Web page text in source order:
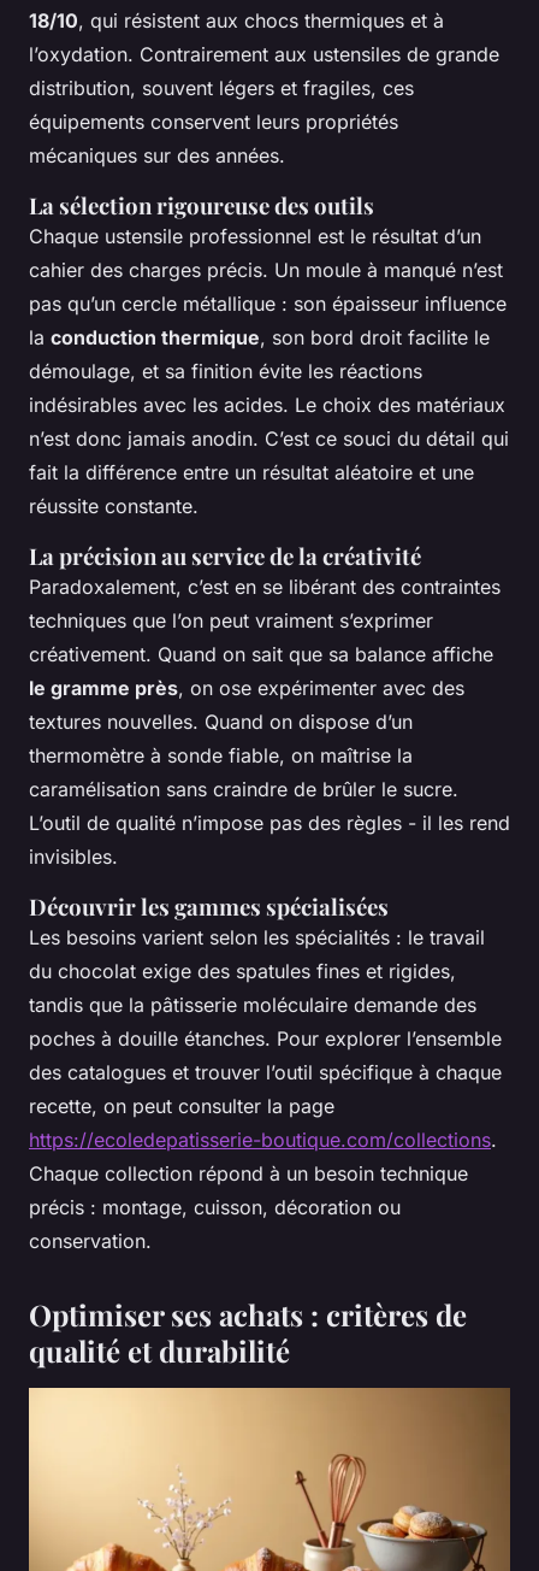
18/10, qui résistent aux chocs thermiques et à
l’oxydation. Contrairement aux ustensiles de grande
distribution, souvent légers et fragiles, ces
équipements conservent leurs propriétés
mécaniques sur des années.
La sélection rigoureuse des outils
Chaque ustensile professionnel est le résultat d’un
cahier des charges précis. Un moule à manqué n’est
pas qu’un cercle métallique : son épaisseur influence
la conduction thermique, son bord droit facilite le
démoulage, et sa finition évite les réactions
indésirables avec les acides. Le choix des matériaux
n’est donc jamais anodin. C’est ce souci du détail qui
fait la différence entre un résultat aléatoire et une
réussite constante.
La précision au service de la créativité
Paradoxalement, c’est en se libérant des contraintes
techniques que l’on peut vraiment s’exprimer
créativement. Quand on sait que sa balance affiche
le gramme près, on ose expérimenter avec des
textures nouvelles. Quand on dispose d’un
thermomètre à sonde fiable, on maîtrise la
caramélisation sans craindre de brûler le sucre.
L’outil de qualité n’impose pas des règles - il les rend
invisibles.
Découvrir les gammes spécialisées
Les besoins varient selon les spécialités : le travail
du chocolat exige des spatules fines et rigides,
tandis que la pâtisserie moléculaire demande des
poches à douille étanches. Pour explorer l’ensemble
des catalogues et trouver l’outil spécifique à chaque
recette, on peut consulter la page
https://ecoledepatisserie-boutique.com/collections.
Chaque collection répond à un besoin technique
précis : montage, cuisson, décoration ou
conservation.
Optimiser ses achats : critères de
qualité et durabilité